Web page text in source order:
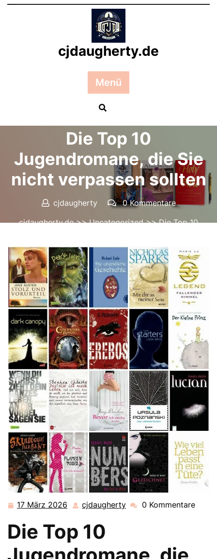
Zum
cjdaugherty.de
Menü
Posted On 17 März 2026
Die Top 10
Jugendromane, die Sie
nicht verpassen sollten
cjdaugherty
0 Kommentare
cjdaugherty.de>>Uncategorized>> Die Top 10
17 März 2026 17
2026
cjdaugherty cjdaugherty
0 Kommentare
Die Top 10